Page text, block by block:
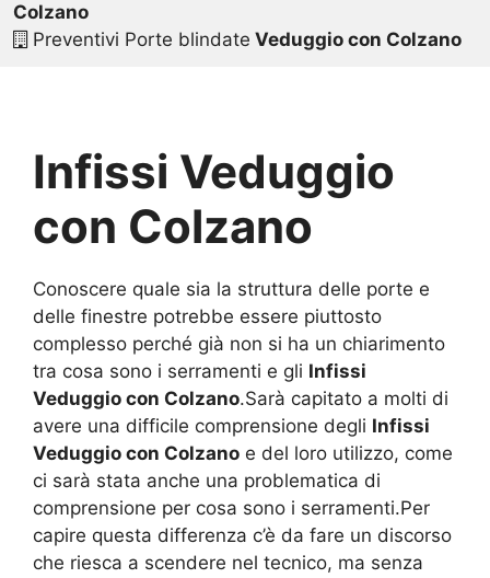
Colzano
Preventivi Porte blindate Veduggio con Colzano
Infissi Veduggio
con Colzano
Conoscere quale sia la struttura delle porte e
delle finestre potrebbe essere piuttosto
complesso perché già non si ha un chiarimento
tra cosa sono i serramenti e gli Infissi
Veduggio con Colzano.Sarà capitato a molti di
avere una difficile comprensione degli Infissi
Veduggio con Colzano e del loro utilizzo, come
ci sarà stata anche una problematica di
comprensione per cosa sono i serramenti.Per
capire questa differenza c’è da fare un discorso
che riesca a scendere nel tecnico, ma senza